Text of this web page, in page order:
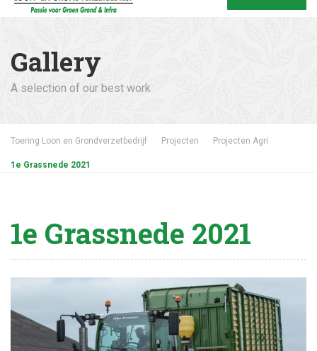
Gallery
A selection of our best work
Toering Loon en Grondverzetbedrijf Projecten Projecten Agri
1e Grassnede 2021
1e Grassnede 2021